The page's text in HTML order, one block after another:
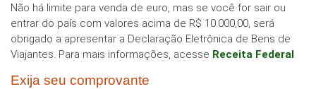
Não há limite para venda de euro, mas se você for sair ou
entrar do país com valores acima de R$ 10.000,00, será
obrigado a apresentar a Declaração Eletrônica de Bens de
Viajantes. Para mais informações, acesse Receita Federal.
Exija seu comprovante